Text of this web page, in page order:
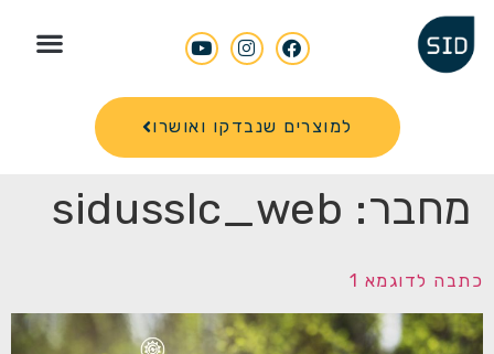
למוצרים שנבדקו ואושרו
מחבר: sidusslc_web
כתבה לדוגמא 1